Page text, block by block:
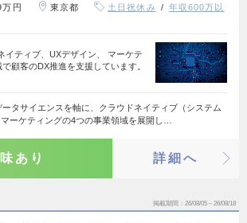
円 東京都 土日祝休み
年収600万以
イティブ、UXデザイン、 マーケテ
顧客のDX推進を支援しています。
ータサイエンスを軸に、クラウドネイティブ（システム
ーケティングの4つの事業領域を展開し…
あり 詳細へ
掲載期間 26/08/05～26/08/18